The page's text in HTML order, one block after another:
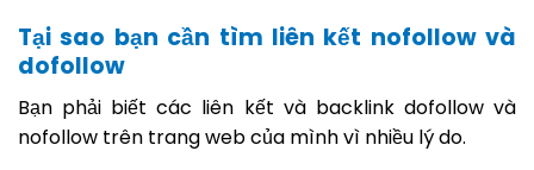
Tại sao bạn cần tìm liên kết nofollow và
dofollow
Bạn phải biết các liên kết và backlink dofollow và
nofollow trên trang web của mình vì nhiều lý do.